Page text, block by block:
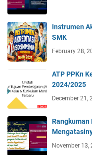
Instrumen
SMK
February 28,
ATP PPKn
2024/2025
December 21,
Rangkuman
November 13,